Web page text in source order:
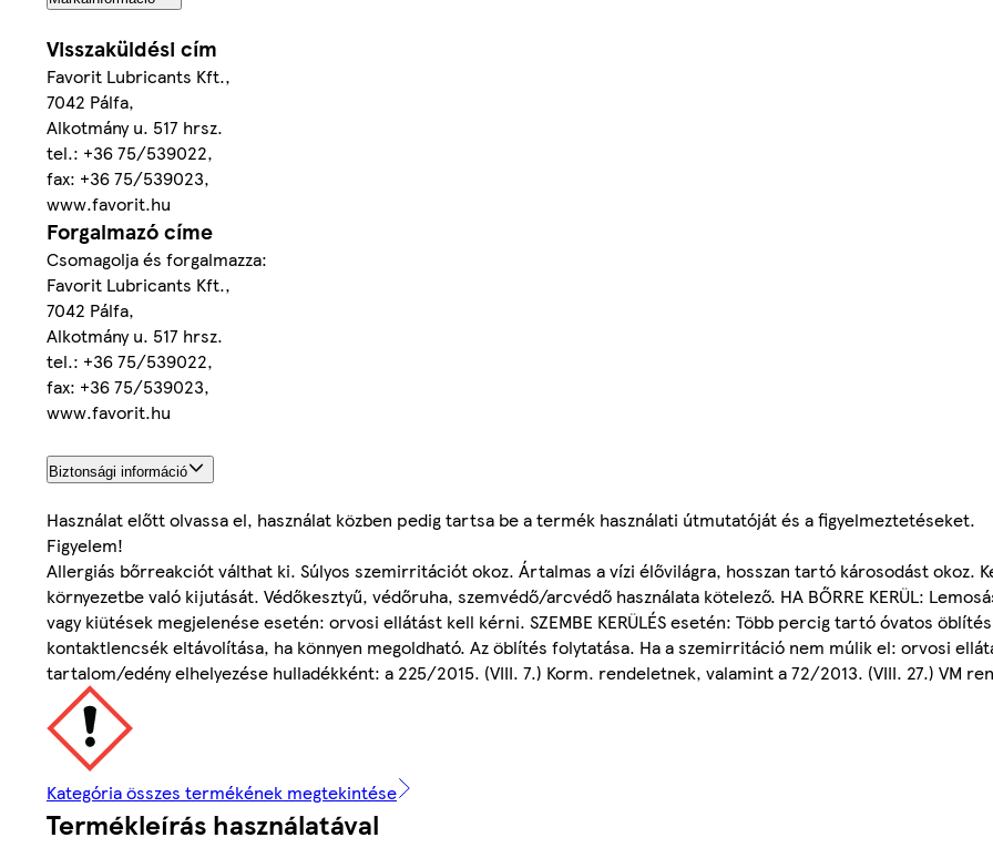
Visszaküldési cím
Favorit Lubricants Kft.,
7042 Pálfa,
Alkotmány u. 517 hrsz.
tel.: +36 75/539022,
fax: +36 75/539023,
www.favorit.hu
Forgalmazó címe
Csomagolja és forgalmazza:
Favorit Lubricants Kft.,
7042 Pálfa,
Alkotmány u. 517 hrsz.
tel.: +36 75/539022,
fax: +36 75/539023,
www.favorit.hu
Biztonsági információ
Használat előtt olvassa el, használat közben pedig tartsa be a termék használati útmutatóját és a figyelmeztetéseket.
Figyelem!
Allergiás bőrreakciót válthat ki. Súlyos szemirritációt okoz. Ártalmas a vízi élővilágra, hosszan tartó károsodást okoz.
környezetbe való kijutását. Védőkesztyű, védőruha, szemvédő/arcvédő használata kötelező. HA BŐRRE KERÜL:
vagy kiütések megjelenése esetén: orvosi ellátást kell kérni. SZEMBE KERÜLÉS esetén: Több percig tartó óvatos
kontaktlencsék eltávolítása, ha könnyen megoldható. Az öblítés folytatása. Ha a szemirritáció nem múlik el: orvosi
tartalom/edény elhelyezése hulladékként: a 225/2015. (VIII. 7.) Korm. rendeletnek, valamint a 72/2013. (VIII. 27.) VM
Kategória összes termékének megtekintése
Termékleírás használatával